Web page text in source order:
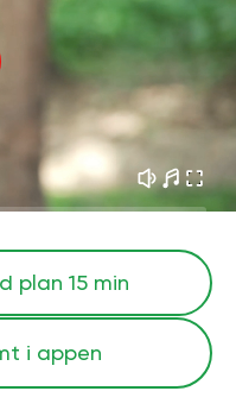
plan 15 min
i appen